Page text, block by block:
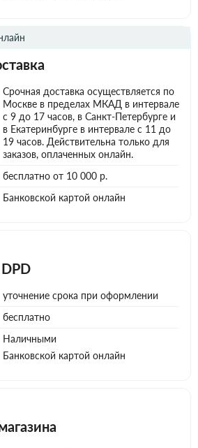
Срочная доставка осуществляется по
Москве в пределах МКАД в интервале
с 9 до 17 часов, в Санкт-Петербурге и
в Екатеринбурге в интервале с 11 до
19 часов. Действительна только для
заказов, оплаченных онлайн.
бесплатно от 10 000 р.
Банковской картой онлайн
уточнение срока при оформлении
бесплатно
Наличными
Банковской картой онлайн